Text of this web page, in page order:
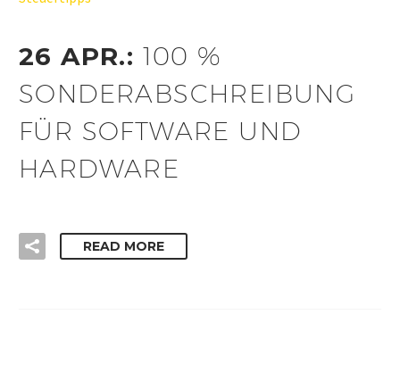
26 APR.: 100 %
SONDERABSCHREIBUNG
FÜR SOFTWARE UND
HARDWARE
READ MORE